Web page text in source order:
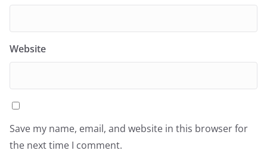
Website
Save my name, email, and website in this browser for
the next time I comment.